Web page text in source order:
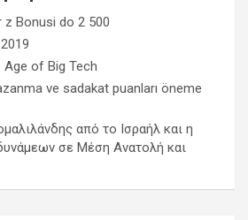
z Bonusi do 2 500
Age of Big Tech
ve sadakat puanları öneme
από το Ισραήλ και η
σε Μέση Ανατολή και